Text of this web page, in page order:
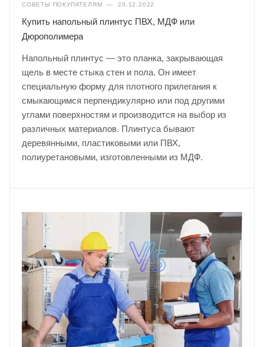
СОВЕТЫ ПОКУПАТЕЛЯМ — 20.12.2022
Купить напольный плинтус ПВХ, МДФ или
Дюрополимера
Напольный плинтус — это планка, закрывающая
щель в месте стыка стен и пола. Он имеет
специальную форму для плотного прилегания к
смыкающимся перпендикулярно или под другими
углами поверхностям и производится на выбор из
различных материалов. Плинтуса бывают
деревянными, пластиковыми или ПВХ,
полиуретановыми, изготовленными из МДФ.